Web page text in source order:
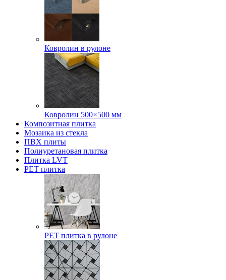
Ковролин в рулоне
Ковролин 500×500 мм
Композитная плитка
Мозаика из стекла
ПВХ плиты
Полиуретановая плитка
Плитка LVT
РЕТ плитка
РЕТ плитка в рулоне